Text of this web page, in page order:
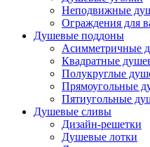
Неподвижные
Ограждения для
Душевые поддоны
Асимметричные
Квадратные
Полукруглые
Прямоугольные
Пятиугольные
Душевые сливы
Дизайн-решетки
Душевые лотки